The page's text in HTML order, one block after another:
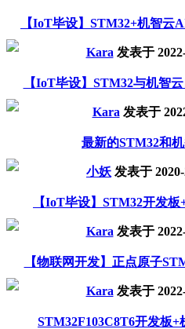
【IoT毕设】STM32+机智云
Kara 发表于
【IoT毕设】STM32与机智
Kara 发表于
最新的STM32和
小妖 发表于
【IoT毕设】STM32开发
Kara 发表于
【物联网开发】正点原子
Kara 发表于
STM32F103C8T6开发板